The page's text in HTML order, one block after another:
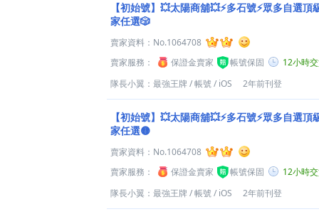
【初始號】💥太陽商舖💥⚡多石號⚡眾多自選
家任選🎲
賣家資料： No.1064708
賣家服務：
保證金賣家 帳號保固
12小時
隊長小翼：最強王牌/帳號/ iOS 2年前刊登
【初始號】💥太陽商舖💥⚡多石號⚡眾多自選
家任選🟡
賣家資料： No.1064708
賣家服務：
保證金賣家 帳號保固
12小時
隊長小翼：最強王牌/帳號/ iOS 2年前刊登